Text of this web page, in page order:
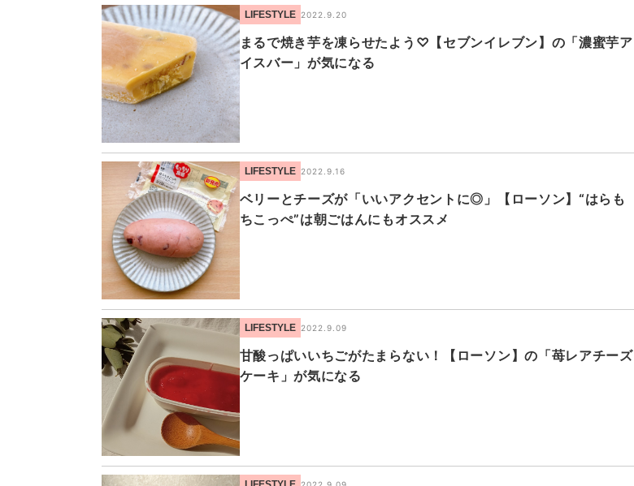
LIFESTYLE 2022.9.20
まるで焼き芋を凍らせたよう♡【セブンイレブン】の「濃蜜芋ア
イスバー」が気になる
LIFESTYLE 2022.9.16
ベリーとチーズが「いいアクセントに◎」【ローソン】“はらも
ちこっぺ”は朝ごはんにもオススメ
LIFESTYLE 2022.9.09
甘酸っぱいいちごがたまらない！【ローソン】の「苺レアチーズ
ケーキ」が気になる